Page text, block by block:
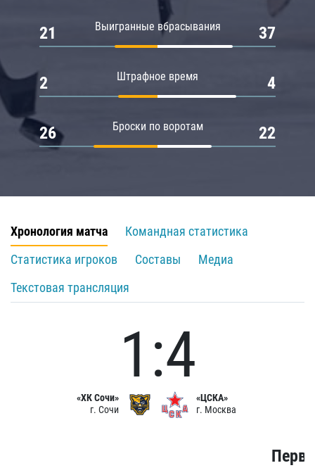
Выигранные вбрасывания
21 37
Штрафное время
2 4
Броски по воротам
26 22
Хронология матча
Командная статистика
Статистика игроков
Составы
Медиа
Текстовая трансляция
«ХК Сочи»
г. Сочи
1:4
«ЦСКА»
г. Москва